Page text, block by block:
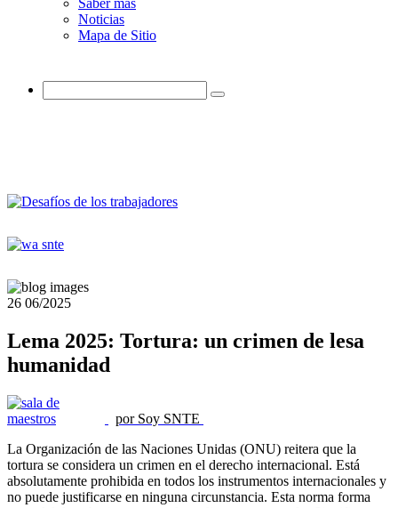
Saber más
Noticias
Mapa de Sitio
26 06/2025
Lema 2025: Tortura: un crimen de lesa
humanidad
por Soy SNTE
La Organización de las Naciones Unidas (ONU) reitera que la
tortura se considera un crimen en el derecho internacional. Está
absolutamente prohibida en todos los instrumentos internacionales y
no puede justificarse en ninguna circunstancia. Esta norma forma